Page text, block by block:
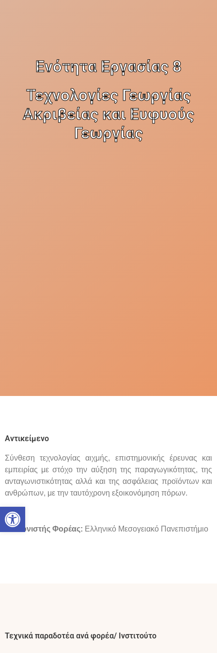
Open toolbar
Ενότητα Εργασίας 8
Τεχνολογίες Γεωργίας
Ακριβείας και Ευφυούς
Γεωργίας
Αντικείμενο
Σύνθεση τεχνολογίας αιχμής, επιστημονικής έρευνας και
εμπειρίας με στόχο την αύξηση της παραγωγικότητας, της
ανταγωνιστικότητας αλλά και της ασφάλειας προϊόντων και
ανθρώπων, με την ταυτόχρονη εξοικονόμηση πόρων.
Συντονιστής Φορέας: Ελληνικό Μεσογειακό Πανεπιστήμιο
Τεχνικά παραδοτέα ανά φορέα/ Ινστιτούτο